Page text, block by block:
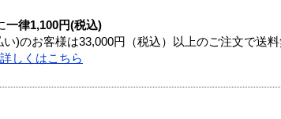
一律1,100円(税込)
)のお客様は33,000円（税込）以上のご注文で送料
しくはこちら